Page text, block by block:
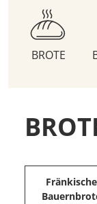
BROTE
Fränkische